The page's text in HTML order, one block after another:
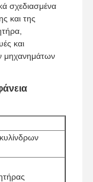
σχεδιασμένα
και της
και
μηχανημάτων